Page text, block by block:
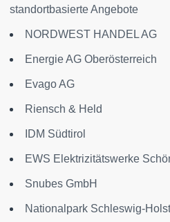
standortbasierte Angebote
NORDWEST HANDEL AG
Energie AG Oberösterreich
Evago AG
Riensch & Held
IDM Südtirol
EWS Elektrizitätswerke
Snubes GmbH
Nationalpark Schleswig-